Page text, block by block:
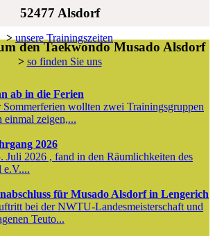
52477 Alsdorf
> unsere Trainingszeiten
> so finden Sie uns
den Taekwondo Musado Alsdorf
ab in die Ferien
wollten zwei Trainingsgruppen
einmal zeigen,...
2026
Juli 2026 , fand in den Räumlichkeiten des
e.V....
für Musado Alsdorf in Lengerich
bei der NWTU-Landesmeisterschaft und
Teuto...